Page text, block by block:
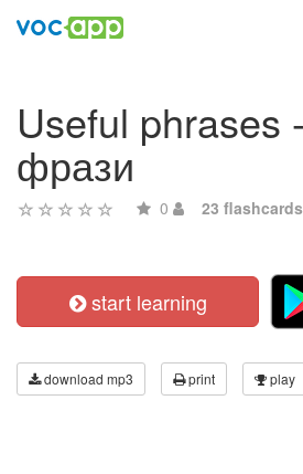
Useful phrases
фрази
0 23 flashcards
start learning
download mp3 print play